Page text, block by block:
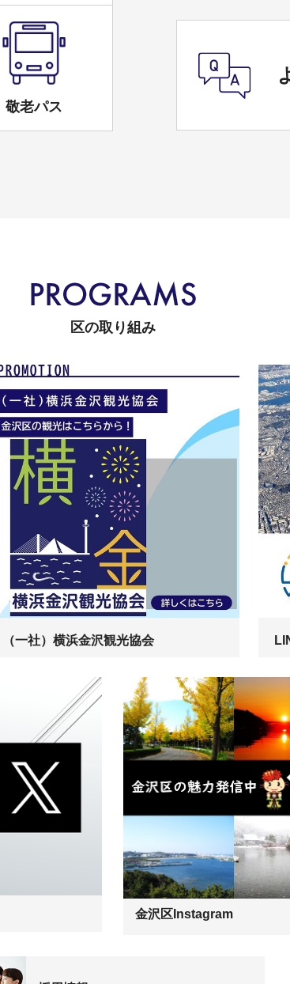
敬老パス
区の取り組み
（一社）横浜金沢観光協会
金沢区Instagram